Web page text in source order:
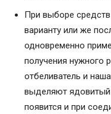
При выборе
варианту или же
одновременно
получения нужного
отбеливатель и
выделяют ядовитый
появится и при